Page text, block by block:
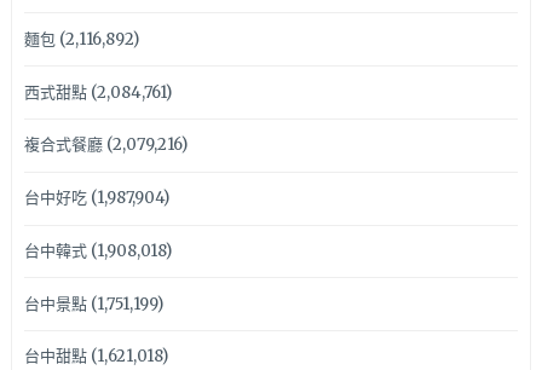
麵包(2,116,892)
西式甜點(2,084,761)
複合式餐廳(2,079,216)
台中好吃(1,987,904)
台中韓式(1,908,018)
台中景點(1,751,199)
台中甜點(1,621,018)